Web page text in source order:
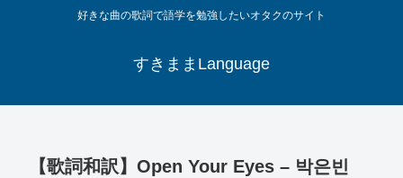
好きな曲の歌詞で語学を勉強したいオタクのサイト
すきままLanguage
【歌詞和訳】Open Your Eyes – 박은빈